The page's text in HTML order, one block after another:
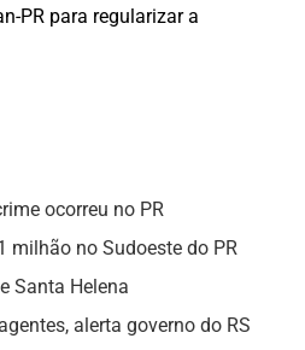
PR para regularizar a
ocorreu no PR
milhão no Sudoeste do PR
Santa Helena
alerta governo do RS